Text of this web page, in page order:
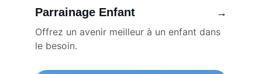
Parrainage Enfant
Offrez un avenir meilleur à un enfant dans
le besoin.
→